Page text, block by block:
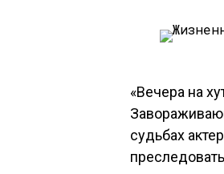
«Вечера на
судьбах